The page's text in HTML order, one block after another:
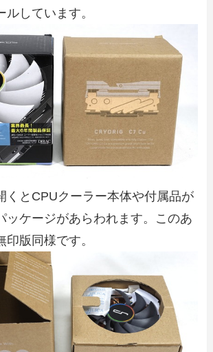
ルしています。
くとCPUクーラー本体や付属品が
ッケージがあらわれます。このあ
版同様です。